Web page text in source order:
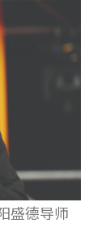
盛德导师